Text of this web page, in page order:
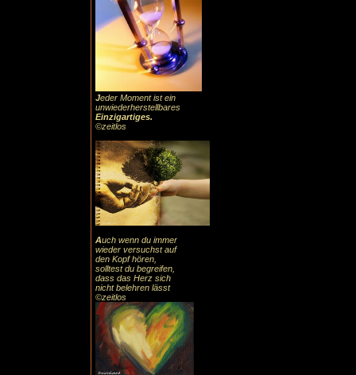
Jeder Moment ist ein
unwiederherstellbares
Einzigartiges.
©zeitlos
Auch wenn du immer
wieder versuchst auf
den Kopf hören,
solltest du begreifen,
dass das Herz sich
nicht belehren lässt
©zeitlos